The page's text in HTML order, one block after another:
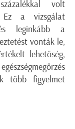
volt
Ez a vizsgálat
leginkább a
vonták le,
lehetőség,
több figyelmet